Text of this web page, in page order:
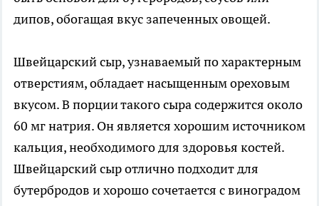
дипов, обогащая вкус запеченных овощей.
Швейцарский сыр, узнаваемый по характерным
отверстиям, обладает насыщенным ореховым
вкусом. В порции такого сыра содержится около
60 мг натрия. Он является хорошим источником
кальция, необходимого для здоровья костей.
Швейцарский сыр отлично подходит для
бутербродов и хорошо сочетается с виноградом